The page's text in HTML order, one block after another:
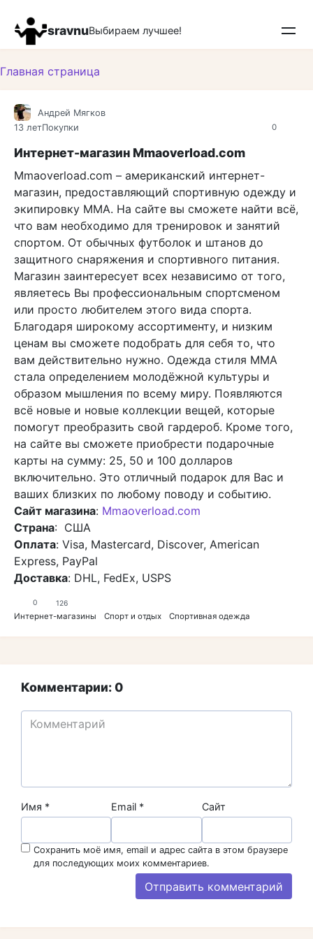
контенту
sravnuВыбираем лучшее!
Главная страница
0
Андрей Мягков
13 летПокупки
Интернет-магазин Mmaoverload.com
Mmaoverload.com – американский интернет-
магазин, предоставляющий спортивную одежду и
экипировку MMA. На сайте вы сможете найти всё,
что вам необходимо для тренировок и занятий
спортом. От обычных футболок и штанов до
защитного снаряжения и спортивного питания.
Магазин заинтересует всех независимо от того,
являетесь Вы профессиональным спортсменом
или просто любителем этого вида спорта.
Благодаря широкому ассортименту, и низким
ценам вы сможете подобрать для себя то, что
вам действительно нужно. Одежда стиля MMA
стала определением молодёжной культуры и
образом мышления по всему миру. Появляются
всё новые и новые коллекции вещей, которые
помогут преобразить свой гардероб. Кроме того,
на сайте вы сможете приобрести подарочные
карты на сумму: 25, 50 и 100 долларов
включительно. Это отличный подарок для Вас и
ваших близких по любому поводу и событию.
Сайт магазина: Mmaoverload.com
Страна: США
Оплата: Visa, Mastercard, Discover, American
Express, PayPal
Доставка: DHL, FedEx, USPS
0 126
Интернет-магазины Спорт и отдых Спортивная одежда
Комментарии: 0
Имя * Email * Сайт
Сохранить моё имя, email и адрес сайта в этом браузере
для последующих моих комментариев.